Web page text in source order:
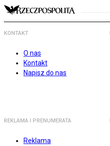
KONTAKT
O nas
Kontakt
Napisz do nas
REKLAMA I PRENUMERATA
Reklama